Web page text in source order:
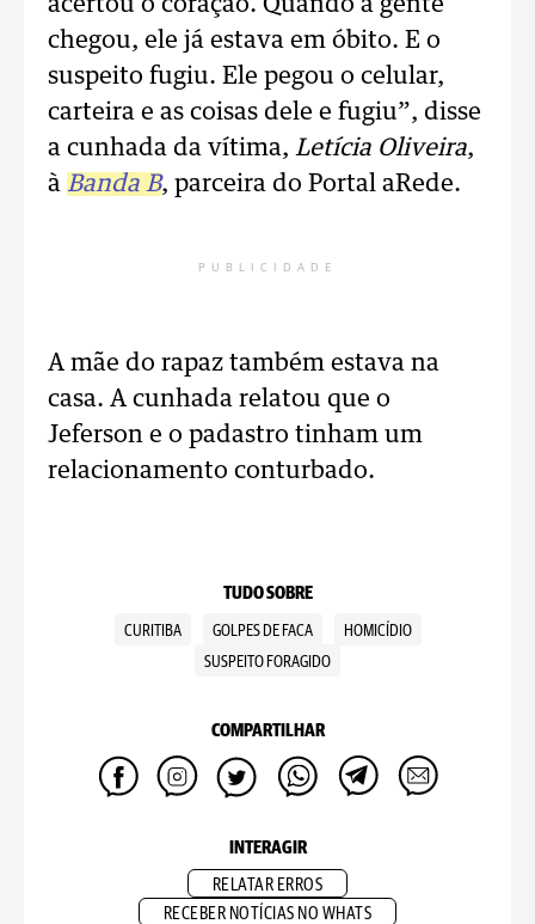
acertou o coração. Quando a gente
chegou, ele já estava em óbito. E o
suspeito fugiu. Ele pegou o celular,
carteira e as coisas dele e fugiu”, disse
a cunhada da vítima, Letícia Oliveira,
à Banda B, parceira do Portal aRede.
PUBLICIDADE
A mãe do rapaz também estava na
casa. A cunhada relatou que o
Jeferson e o padastro tinham um
relacionamento conturbado.
TUDO SOBRE
CURITIBA GOLPES DE FACA
HOMICÍDIO
SUSPEITO FORAGIDO
COMPARTILHAR
INTERAGIR
RELATAR ERROS
RECEBER NOTÍCIAS NO WHATS